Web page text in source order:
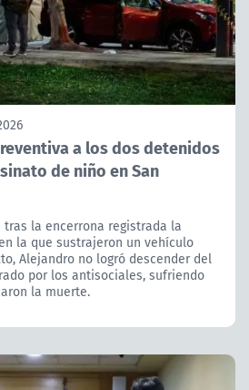
a los dos detenidos
de niño en San
la encerrona registrada la
la que sustrajeron un vehículo
Alejandro no logró descender del
por los antisociales, sufriendo
la muerte.